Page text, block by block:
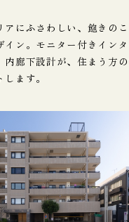
アにふさわしい、飽きの
イン。モニター付きイン
内廊下設計が、住まう方
ます。